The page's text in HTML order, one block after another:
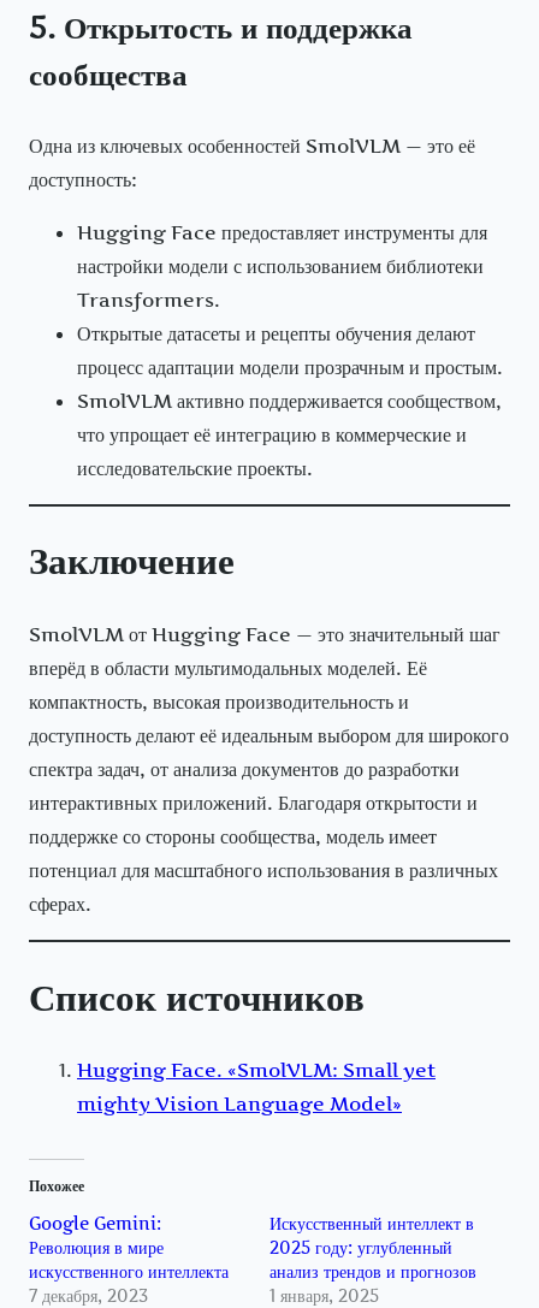
5. Открытость и поддержка
сообщества
Одна из ключевых особенностей SmolVLM — это её
доступность:
Hugging Face предоставляет инструменты для
настройки модели с использованием библиотеки
Transformers.
Открытые датасеты и рецепты обучения делают
процесс адаптации модели прозрачным и простым.
SmolVLM активно поддерживается сообществом,
что упрощает её интеграцию в коммерческие и
исследовательские проекты.
Заключение
SmolVLM от Hugging Face — это значительный шаг
вперёд в области мультимодальных моделей. Её
компактность, высокая производительность и
доступность делают её идеальным выбором для широкого
спектра задач, от анализа документов до разработки
интерактивных приложений. Благодаря открытости и
поддержке со стороны сообщества, модель имеет
потенциал для масштабного использования в различных
сферах.
Список источников
Hugging Face. «SmolVLM: Small yet
mighty Vision Language Model»
Похожее
Google Gemini:
Революция в мире
искусственного интеллекта
7 декабря, 2023
Искусственный интеллект в
2025 году: углубленный
анализ трендов и прогнозов
1 января, 2025